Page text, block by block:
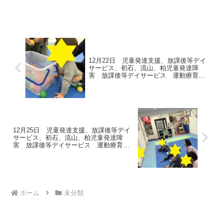
12月22日 児童発達支援、放課後等デイ
サービス、初石、流山、柏児童発達障
害 放課後等デイサービス 運動療育
候群）発達障害
12月25日 児童発達支援、放課後等デイ
サービス、初石、流山、柏児童発達障
害 放課後等デイサービス 運動療育
ホーム
未分類